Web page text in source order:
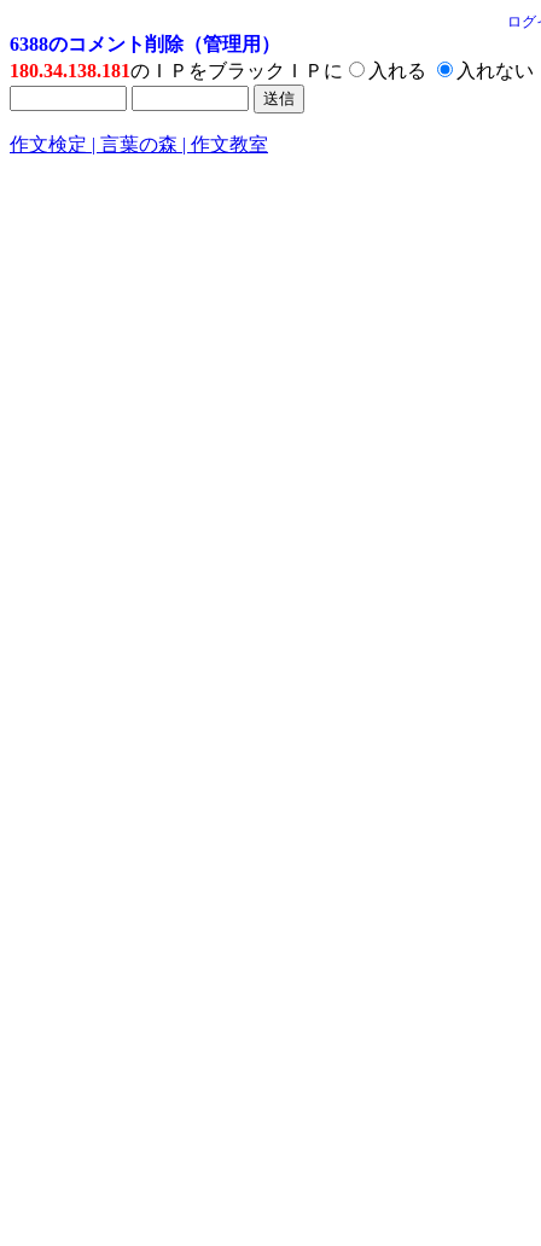
ログ
6388のコメント削除（管理用）
180.34.138.181のＩＰをブラックＩＰに 入れる 入れない
作文検定 | 言葉の森 | 作文教室